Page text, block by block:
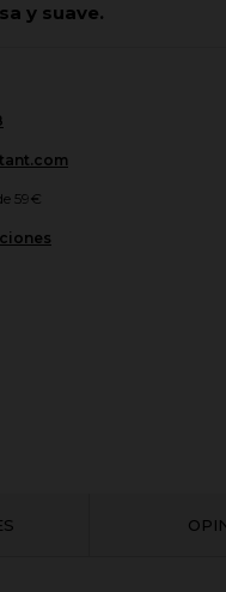
y suave.
59€